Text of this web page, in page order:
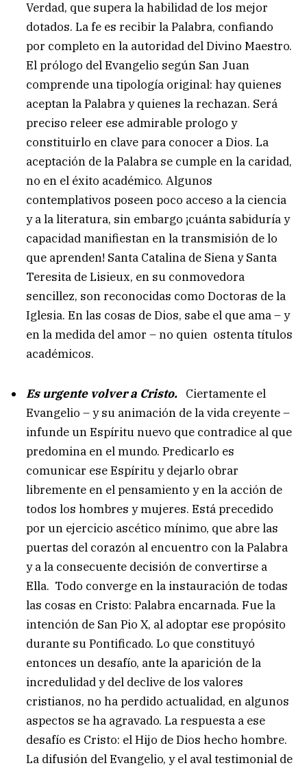
Verdad, que supera la habilidad de los mejor
dotados. La fe es recibir la Palabra, confiando
por completo en la autoridad del Divino Maestro.
El prólogo del Evangelio según San Juan
comprende una tipología original: hay quienes
aceptan la Palabra y quienes la rechazan. Será
preciso releer ese admirable prologo y
constituirlo en clave para conocer a Dios. La
aceptación de la Palabra se cumple en la caridad,
no en el éxito académico. Algunos
contemplativos poseen poco acceso a la ciencia
y a la literatura, sin embargo ¡cuánta sabiduría y
capacidad manifiestan en la transmisión de lo
que aprenden! Santa Catalina de Siena y Santa
Teresita de Lisieux, en su conmovedora
sencillez, son reconocidas como Doctoras de la
Iglesia. En las cosas de Dios, sabe el que ama – y
en la medida del amor – no quien ostenta títulos
académicos.
Es urgente volver a Cristo. Ciertamente el
Evangelio – y su animación de la vida creyente –
infunde un Espíritu nuevo que contradice al que
predomina en el mundo. Predicarlo es
comunicar ese Espíritu y dejarlo obrar
libremente en el pensamiento y en la acción de
todos los hombres y mujeres. Está precedido
por un ejercicio ascético mínimo, que abre las
puertas del corazón al encuentro con la Palabra
y a la consecuente decisión de convertirse a
Ella. Todo converge en la instauración de todas
las cosas en Cristo: Palabra encarnada. Fue la
intención de San Pio X, al adoptar ese propósito
durante su Pontificado. Lo que constituyó
entonces un desafío, ante la aparición de la
incredulidad y del declive de los valores
cristianos, no ha perdido actualidad, en algunos
aspectos se ha agravado. La respuesta a ese
desafío es Cristo: el Hijo de Dios hecho hombre.
La difusión del Evangelio, y el aval testimonial de